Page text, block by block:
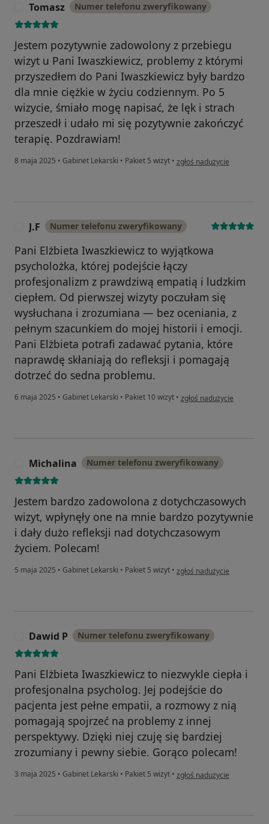
Tomasz Numer telefonu zweryfikowany
Jestem pozytywnie zadowolony z przebiegu
wizyt u Pani Iwaszkiewicz, problemy z którymi
przyszedłem do Pani Iwaszkiewicz były bardzo
dla mnie ciężkie w życiu codziennym. Po 5
wizycie, śmiało mogę napisać, że lęk i strach
przeszedł i udało mi się pozytywnie zakończyć
terapię. Pozdrawiam!
8 maja 2025 • Gabinet Lekarski • Pakiet 5 wizyt • w opinii użytkownika
zgłoś nadużycie
J.F Numer telefonu zweryfikowany
Pani Elżbieta Iwaszkiewicz to wyjątkowa
psycholożka, której podejście łączy
profesjonalizm z prawdziwą empatią i ludzkim
ciepłem. Od pierwszej wizyty poczułam się
wysłuchana i zrozumiana — bez oceniania, z
pełnym szacunkiem do mojej historii i emocji.
Pani Elżbieta potrafi zadawać pytania, które
naprawdę skłaniają do refleksji i pomagają
dotrzeć do sedna problemu.
6 maja 2025 • Gabinet Lekarski • Pakiet 10 wizyt • w opinii użytkownika J.F
zgłoś nadużycie
Michalina Numer telefonu zweryfikowany
Jestem bardzo zadowolona z dotychczasowych
wizyt, wpłynęły one na mnie bardzo pozytywnie
i dały dużo refleksji nad dotychczasowym
życiem. Polecam!
5 maja 2025 • Gabinet Lekarski • Pakiet 5 wizyt • w opinii użytkownika
zgłoś nadużycie
Dawid P Numer telefonu zweryfikowany
Pani Elżbieta Iwaszkiewicz to niezwykle ciepła i
profesjonalna psycholog. Jej podejście do
pacjenta jest pełne empatii, a rozmowy z nią
pomagają spojrzeć na problemy z innej
perspektywy. Dzięki niej czuję się bardziej
zrozumiany i pewny siebie. Gorąco polecam!
3 maja 2025 • Gabinet Lekarski • Pakiet 5 wizyt • w opinii użytkownika Dawid
zgłoś nadużycie